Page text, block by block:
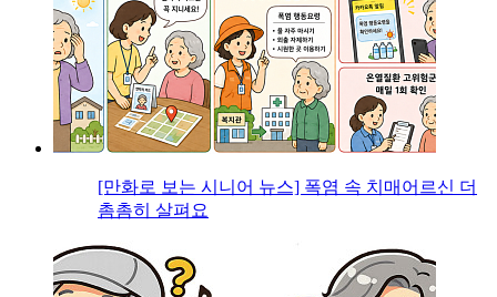
[만화로 보는 시니어 뉴스] 폭염 속 치매어르신 더
촘촘히 살펴요